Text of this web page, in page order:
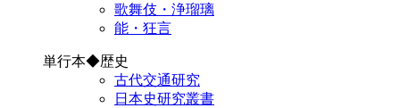
歌舞伎・浄瑠璃
能・狂言
単行本◆歴史
古代交通研究
日本史研究叢書